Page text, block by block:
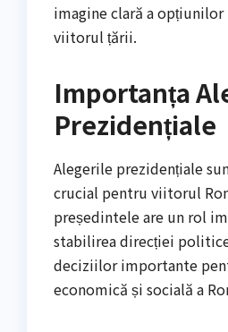
imagine clară a
viitorul țării.
Importanța
Prezidențiale
Alegerile prezidențiale
crucial pentru viitorul
președintele are un rol
stabilirea direcției
deciziilor importante
economică și socială a